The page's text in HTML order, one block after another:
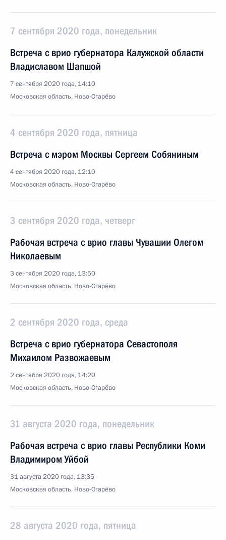
7 сентября 2020 года, понедельник
Встреча с врио губернатора Калужской области
Владиславом Шапшой
7 сентября 2020 года, 14:10
Московская область, Ново-Огарёво
4 сентября 2020 года, пятница
Встреча с мэром Москвы Сергеем Собяниным
4 сентября 2020 года, 12:10
Московская область, Ново-Огарёво
3 сентября 2020 года, четверг
Рабочая встреча с врио главы Чувашии Олегом
Николаевым
3 сентября 2020 года, 13:50
Московская область, Ново-Огарёво
2 сентября 2020 года, среда
Встреча с врио губернатора Севастополя
Михаилом Развожаевым
2 сентября 2020 года, 14:20
Московская область, Ново-Огарёво
31 августа 2020 года, понедельник
Рабочая встреча с врио главы Республики Коми
Владимиром Уйбой
31 августа 2020 года, 13:35
Московская область, Ново-Огарёво
28 августа 2020 года, пятница